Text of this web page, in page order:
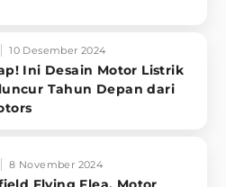
10 Desember 2024
Ini Desain Motor Listrik
Tahun Depan dari
8 November 2024